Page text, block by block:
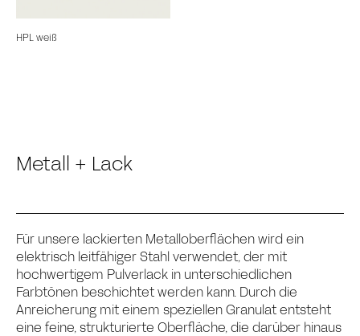
HPL weiß
Metall + Lack
Für unsere lackierten Metalloberflächen wird ein
elektrisch leitfähiger Stahl verwendet, der mit
hochwertigem Pulverlack in unterschiedlichen
Farbtönen beschichtet werden kann. Durch die
Anreicherung mit einem speziellen Granulat entsteht
eine feine, strukturierte Oberfläche, die darüber hinaus